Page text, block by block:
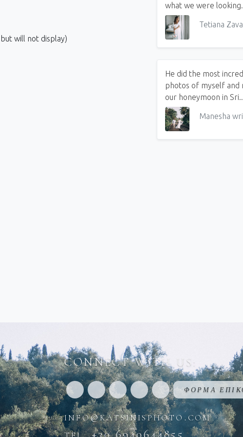
will not display)
what we were
Tetiana
He did the most
photos of myself and
our honeymoon in
Manesha
CONNECT WITH US:
ΦΟΡΜΑ
info@katsinisphoto.com